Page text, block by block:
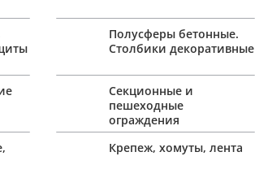
Полусферы бетонные.
Столбики декоративные
Секционные и
пешеходные
ограждения
Крепеж, хомуты, лента